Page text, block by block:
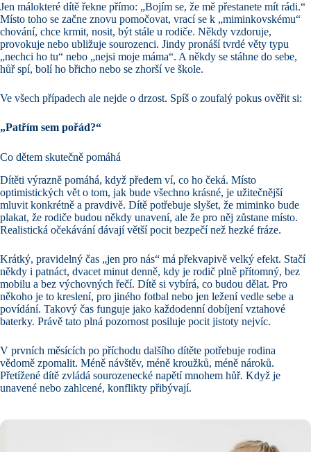
Jen málokteré dítě řekne přímo: „Bojím se, že mě přestanete mít rádi.“
Místo toho se začne znovu pomočovat, vrací se k „miminkovskému“
chování, chce krmit, nosit, být stále u rodiče. Někdy vzdoruje,
provokuje nebo ubližuje sourozenci. Jindy pronáší tvrdé věty typu
„nechci ho tu“ nebo „nejsi moje máma“. A někdy se stáhne do sebe,
hůř spí, bolí ho břicho nebo se zhorší ve škole.
Ve všech případech ale nejde o drzost. Spíš o zoufalý pokus ověřit si:
„Patřím sem pořád?“
Co dětem skutečně pomáhá
Dítěti výrazně pomáhá, když předem ví, co ho čeká. Místo
optimistických vět o tom, jak bude všechno krásné, je užitečnější
mluvit konkrétně a pravdivě. Dítě potřebuje slyšet, že miminko bude
plakat, že rodiče budou někdy unavení, ale že pro něj zůstane místo.
Realistická očekávání dávají větší pocit bezpečí než hezké fráze.
Krátký, pravidelný čas „jen pro nás“ má překvapivě velký efekt. Stačí
někdy i patnáct, dvacet minut denně, kdy je rodič plně přítomný, bez
mobilu a bez výchovných řečí. Dítě si vybírá, co budou dělat. Pro
někoho je to kreslení, pro jiného fotbal nebo jen ležení vedle sebe a
povídání. Takový čas funguje jako každodenní dobíjení vztahové
baterky. Právě tato plná pozornost posiluje pocit jistoty nejvíc.
V prvních měsících po příchodu dalšího dítěte potřebuje rodina
vědomě zpomalit. Méně návštěv, méně kroužků, méně nároků.
Přetížené dítě zvládá sourozenecké napětí mnohem hůř. Když je
unavené nebo zahlcené, konflikty přibývají.